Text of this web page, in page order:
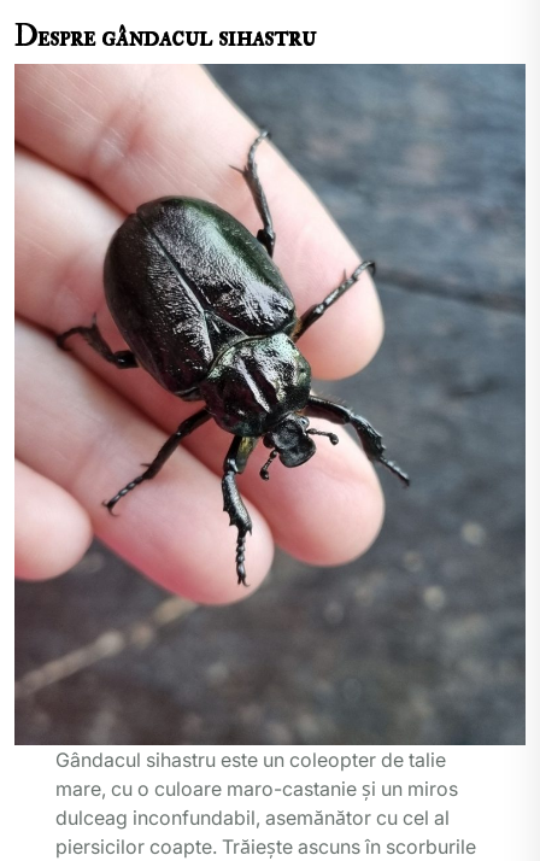
Despre gândacul sihastru
Gândacul sihastru este un coleopter de talie
mare, cu o culoare maro-castanie și un miros
dulceag inconfundabil, asemănător cu cel al
piersicilor coapte. Trăiește ascuns în scorburile